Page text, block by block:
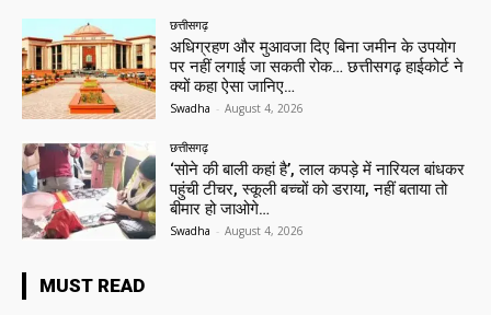
छत्तीसगढ़
अधिग्रहण और मुआवजा दिए बिना जमीन के उपयोग
पर नहीं लगाई जा सकती रोक… छत्तीसगढ़ हाईकोर्ट ने
क्यों कहा ऐसा जानिए…
Swadha - August 4, 2026
छत्तीसगढ़
‘सोने की बाली कहां है’, लाल कपड़े में नारियल बांधकर
पहुंची टीचर, स्कूली बच्चों को डराया, नहीं बताया तो
बीमार हो जाओगे…
Swadha - August 4, 2026
MUST READ